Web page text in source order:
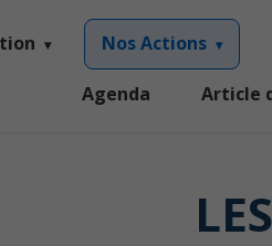
Nos Actions
Agenda Article